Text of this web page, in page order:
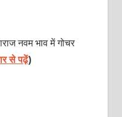
नवम भाव में गोचर
से पढ़ें)